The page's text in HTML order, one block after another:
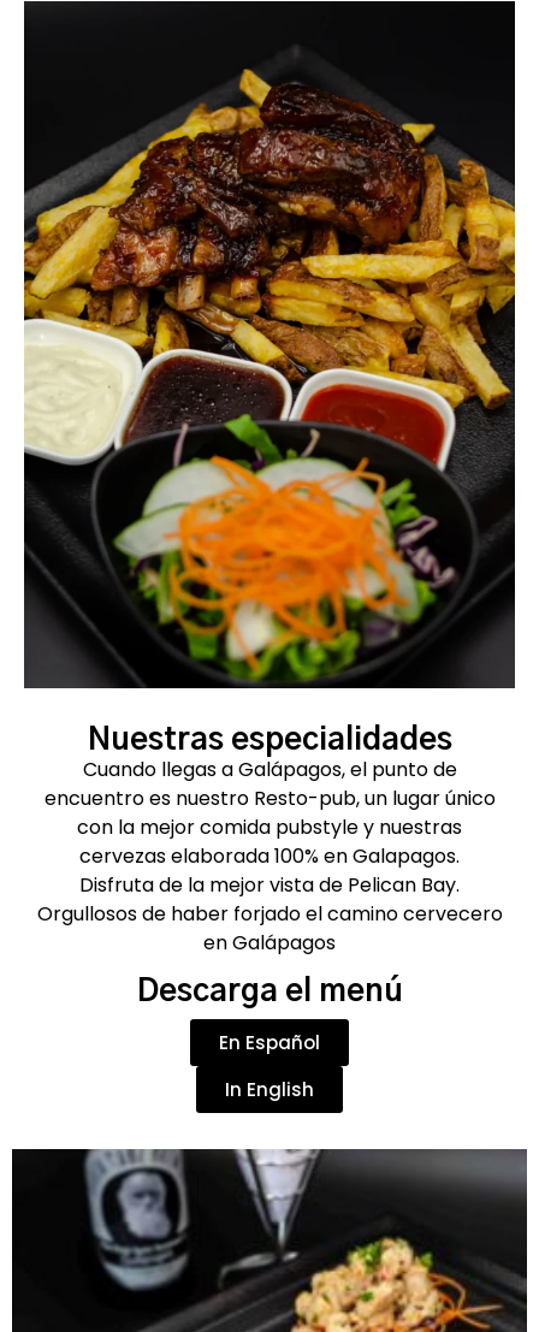
Nuestras especialidades
Cuando llegas a Galápagos, el punto de
encuentro es nuestro Resto-pub, un lugar único
con la mejor comida pubstyle y nuestras
cervezas elaborada 100% en Galapagos.
Disfruta de la mejor vista de Pelican Bay.
Orgullosos de haber forjado el camino cervecero
en Galápagos
Descarga el menú
En Español
In English